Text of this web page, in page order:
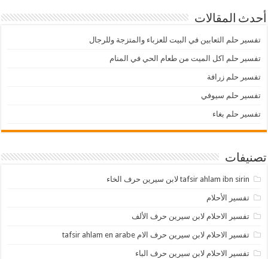
أحدث المقالات
تفسير حلم الثعابين في البيت للعزباء والمتزجة وللرجال
تفسير حلم اكل الميت من طعام الحي في المنام
تفسير حلم زرافة
تفسير حلم سيوفي
تفسير حلم بغاء
تصنيفات
tafsir ahlam ibn sirin لابن سيرين حرف الخاء
تفسير الأحلام
تفسير الاحلام لابن سيرين حرف الألف
تفسير الاحلام لابن سيرين حرف الام tafsir ahlam en arabe
تفسير الاحلام لابن سيرين حرف الباء